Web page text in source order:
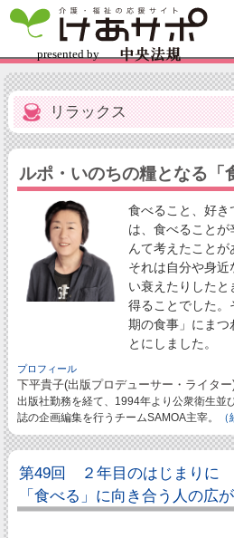
リラックス
ルポ・いのちの糧となる「
食べること、好
は、食べること
んて考えたこと
それは自分や身
い衰えたりしたと
得ることでした。
期の食事」にまつ
とにしました。
プロフィール
下平貴子(出版プロデューサー・ライター
出版社勤務を経て、1994年より公衆衛生並
誌の企画編集を行うチームSAMOA主宰。
第49回 ２年目のはじまりに
「食べる」に向き合う人の広